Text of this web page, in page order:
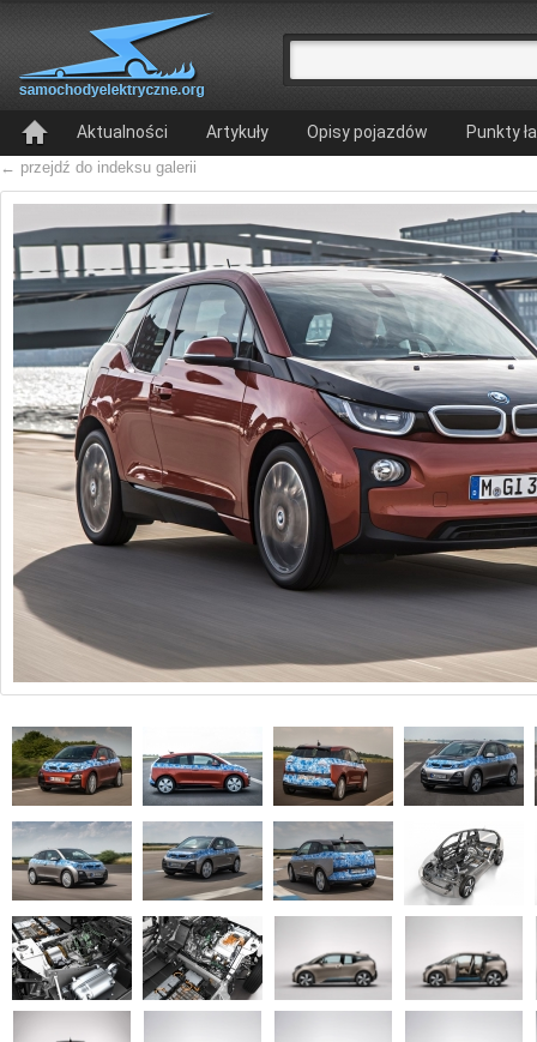
Aktualności Artykuły Opisy pojazdów Punkty
← przejdź do indeksu galerii